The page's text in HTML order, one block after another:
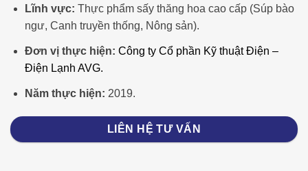
Lĩnh vực: Thực phẩm sấy thăng hoa cao cấp (Súp bào
ngư, Canh truyền thống, Nông sản).
Đơn vị thực hiện: Công ty Cổ phần Kỹ thuật Điện –
Điện Lạnh AVG.
Năm thực hiện: 2019.
LIÊN HỆ TƯ VẤN